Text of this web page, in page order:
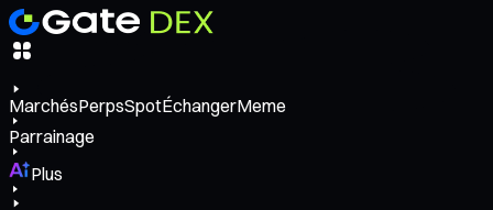
MarchésPerpsSpotÉchangerMeme
Parrainage
Plus